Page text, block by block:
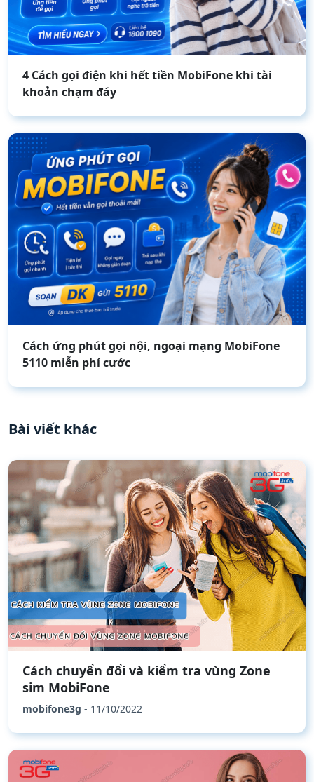
4 Cách gọi điện khi hết tiền MobiFone khi tài
khoản chạm đáy
Cách ứng phút gọi nội, ngoại mạng MobiFone
5110 miễn phí cước
Bài viết khác
Cách chuyển đổi và kiểm tra vùng Zone
sim MobiFone
mobifone3g - 11/10/2022